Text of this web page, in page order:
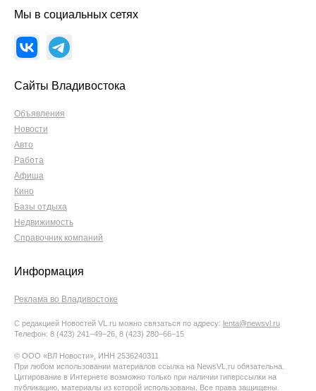
Мы в социальных сетях
Сайты Владивостока
Объявления
Новости
Авто
Работа
Афиша
Кино
Базы отдыха
Недвижимость
Справочник компаний
Информация
Реклама во Владивостоке
С редакцией Новостей VL.ru можно связаться по адресу: lenta@newsvl.ru
Телефон: 8 (423) 241−49−26, 8 (423) 280−66−15
© ООО «ВЛ Новости», ИНН 2536240311
При любом использовании материалов ссылка на NewsVL.ru обязательна.
Цитирование в Интернете возможно только при наличии гиперссылки на
публикацию, материалы из которой использованы. Все права защищены.